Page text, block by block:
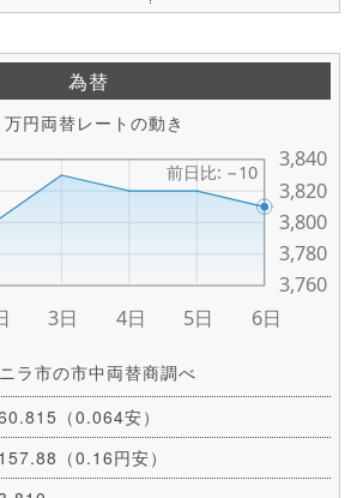
為替
万円両替レートの動き
ラ市の市中両替商調べ
（0.064安）
（0.16円安）